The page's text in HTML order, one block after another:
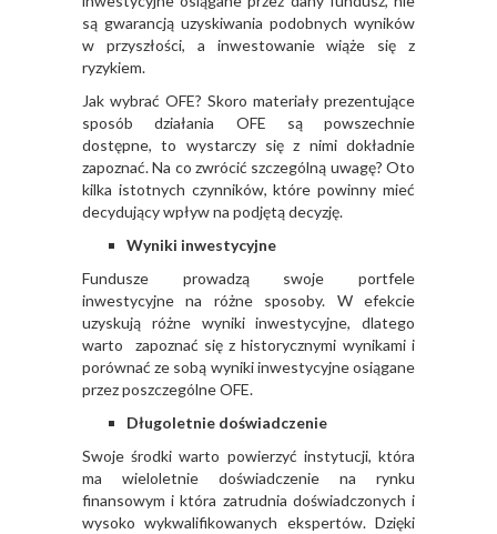
są gwarancją uzyskiwania podobnych wyników
w przyszłości, a inwestowanie wiąże się z
ryzykiem.
Jak wybrać OFE? Skoro materiały prezentujące
sposób działania OFE są powszechnie
dostępne, to wystarczy się z nimi dokładnie
zapoznać. Na co zwrócić szczególną uwagę? Oto
kilka istotnych czynników, które powinny mieć
decydujący wpływ na podjętą decyzję.
Wyniki inwestycyjne
Fundusze prowadzą swoje portfele
inwestycyjne na różne sposoby. W efekcie
uzyskują różne wyniki inwestycyjne, dlatego
warto zapoznać się z historycznymi wynikami i
porównać ze sobą wyniki inwestycyjne osiągane
przez poszczególne OFE.
Długoletnie doświadczenie
Swoje środki warto powierzyć instytucji, która
ma wieloletnie doświadczenie na rynku
finansowym i która zatrudnia doświadczonych i
wysoko wykwalifikowanych ekspertów. Dzięki